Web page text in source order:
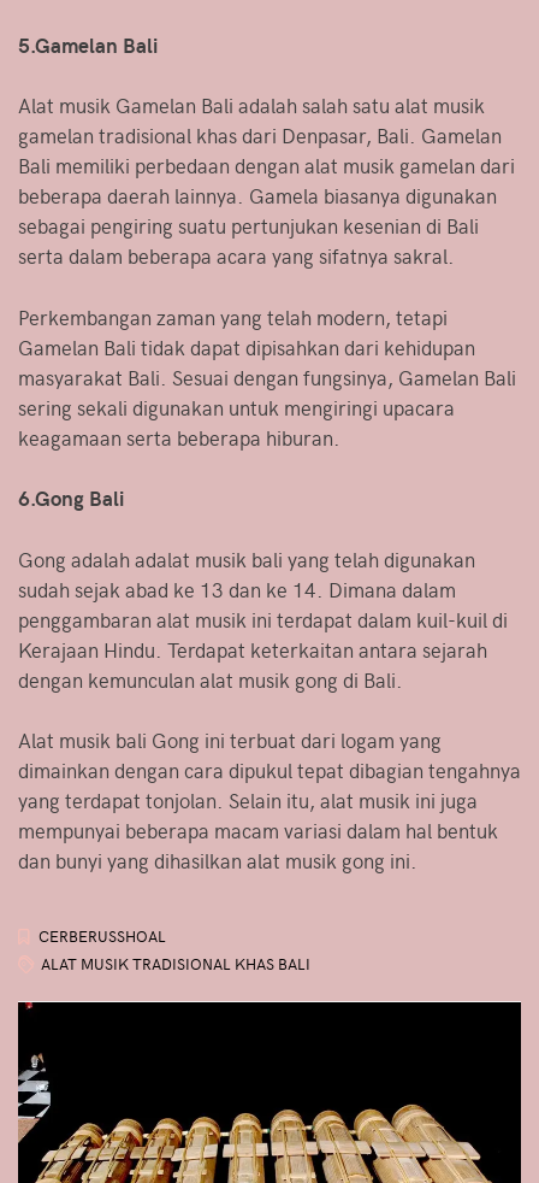
5.Gamelan Bali
Alat musik Gamelan Bali adalah salah satu alat musik
gamelan tradisional khas dari Denpasar, Bali. Gamelan
Bali memiliki perbedaan dengan alat musik gamelan dari
beberapa daerah lainnya. Gamela biasanya digunakan
sebagai pengiring suatu pertunjukan kesenian di Bali
serta dalam beberapa acara yang sifatnya sakral.
Perkembangan zaman yang telah modern, tetapi
Gamelan Bali tidak dapat dipisahkan dari kehidupan
masyarakat Bali. Sesuai dengan fungsinya, Gamelan Bali
sering sekali digunakan untuk mengiringi upacara
keagamaan serta beberapa hiburan.
6.Gong Bali
Gong adalah adalat musik bali yang telah digunakan
sudah sejak abad ke 13 dan ke 14. Dimana dalam
penggambaran alat musik ini terdapat dalam kuil-kuil di
Kerajaan Hindu. Terdapat keterkaitan antara sejarah
dengan kemunculan alat musik gong di Bali.
Alat musik bali Gong ini terbuat dari logam yang
dimainkan dengan cara dipukul tepat dibagian tengahnya
yang terdapat tonjolan. Selain itu, alat musik ini juga
mempunyai beberapa macam variasi dalam hal bentuk
dan bunyi yang dihasilkan alat musik gong ini.
CERBERUSSHOAL
ALAT MUSIK TRADISIONAL KHAS BALI